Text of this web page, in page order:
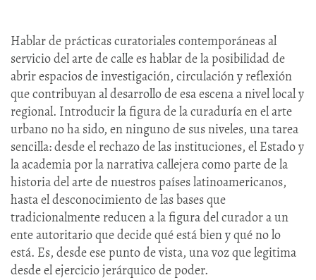
Hablar de prácticas curatoriales contemporáneas al
servicio del arte de calle es hablar de la posibilidad de
abrir espacios de investigación, circulación y reflexión
que contribuyan al desarrollo de esa escena a nivel local y
regional. Introducir la figura de la curaduría en el arte
urbano no ha sido, en ninguno de sus niveles, una tarea
sencilla: desde el rechazo de las instituciones, el Estado y
la academia por la narrativa callejera como parte de la
historia del arte de nuestros países latinoamericanos,
hasta el desconocimiento de las bases que
tradicionalmente reducen a la figura del curador a un
ente autoritario que decide qué está bien y qué no lo
está. Es, desde ese punto de vista, una voz que legitima
desde el ejercicio jerárquico de poder.